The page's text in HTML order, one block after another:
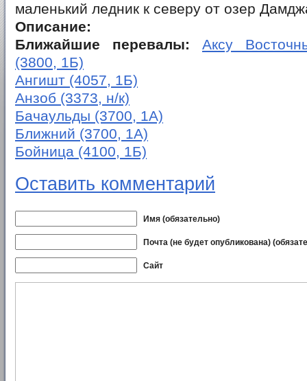
маленький ледник к северу от озер
Описание:
Ближайшие перевалы:
Аксу
(3800, 1Б)
Ангишт (4057, 1Б)
Анзоб (3373, н/к)
Бачаульды (3700, 1А)
Ближний (3700, 1А)
Бойница (4100, 1Б)
Оставить комментарий
Имя (обязательно)
Почта (не будет опубликована)
Сайт